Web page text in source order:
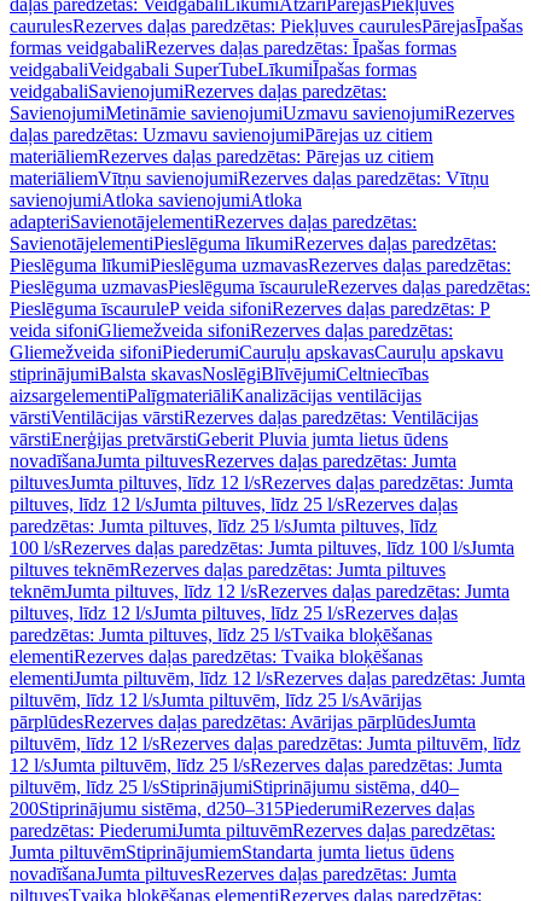
daļas paredzētas: Veidgabali LīkumiAtzari PārejasPiekļuves
caurulesRezerves daļas paredzētas: Piekļuves caurulesPārejasĪpašas
formas veidgabaliRezerves daļas paredzētas: Īpašas formas
veidgabaliVeidgabali SuperTubeLīkumiĪpašas formas
veidgabaliSavienojumiRezerves daļas paredzētas:
SavienojumiMetināmie savienojumiUzmavu savienojumiRezerves
daļas paredzētas: Uzmavu savienojumiPārejas uz citiem
materiāliemRezerves daļas paredzētas: Pārejas uz citiem
materiāliemVītņu savienojumiRezerves daļas paredzētas: Vītņu
savienojumiAtloka savienojumiAtloka
adapteriSavienotājelementiRezerves daļas paredzētas:
SavienotājelementiPieslēguma līkumiRezerves daļas paredzētas:
Pieslēguma līkumiPieslēguma uzmavasRezerves daļas paredzētas:
Pieslēguma uzmavasPieslēguma īscauruleRezerves daļas paredzētas:
Pieslēguma īscauruleP veida sifoniRezerves daļas paredzētas: P
veida sifoniGliemežveida sifoniRezerves daļas paredzētas:
Gliemežveida sifoniPiederumiCauruļu apskavasCauruļu apskavu
stiprinājumiBalsta skavasNoslēgiBlīvējumiCeltniecības
aizsargelementiPalīgmateriāliKanalizācijas ventilācijas
vārstiVentilācijas vārstiRezerves daļas paredzētas: Ventilācijas
vārstiEnerģijas pretvārstiGeberit Pluvia jumta lietus ūdens
novadīšanaJumta piltuvesRezerves daļas paredzētas: Jumta
piltuvesJumta piltuves, līdz 12 l/sRezerves daļas paredzētas: Jumta
piltuves, līdz 12 l/sJumta piltuves, līdz 25 l/sRezerves daļas
paredzētas: Jumta piltuves, līdz 25 l/sJumta piltuves, līdz
100 l/sRezerves daļas paredzētas: Jumta piltuves, līdz 100 l/sJumta
piltuves teknēmRezerves daļas paredzētas: Jumta piltuves
teknēmJumta piltuves, līdz 12 l/sRezerves daļas paredzētas: Jumta
piltuves, līdz 12 l/sJumta piltuves, līdz 25 l/sRezerves daļas
paredzētas: Jumta piltuves, līdz 25 l/sTvaika bloķēšanas
elementiRezerves daļas paredzētas: Tvaika bloķēšanas
elementiJumta piltuvēm, līdz 12 l/sRezerves daļas paredzētas: Jumta
piltuvēm, līdz 12 l/sJumta piltuvēm, līdz 25 l/sAvārijas
pārplūdesRezerves daļas paredzētas: Avārijas pārplūdesJumta
piltuvēm, līdz 12 l/sRezerves daļas paredzētas: Jumta piltuvēm, līdz
12 l/sJumta piltuvēm, līdz 25 l/sRezerves daļas paredzētas: Jumta
piltuvēm, līdz 25 l/sStiprinājumiStiprinājumu sistēma, d40–
200Stiprinājumu sistēma, d250–315PiederumiRezerves daļas
paredzētas: PiederumiJumta piltuvēmRezerves daļas paredzētas:
Jumta piltuvēmStiprinājumiemStandarta jumta lietus ūdens
novadīšanaJumta piltuvesRezerves daļas paredzētas: Jumta
piltuvesTvaika bloķēšanas elementiRezerves daļas paredzētas: